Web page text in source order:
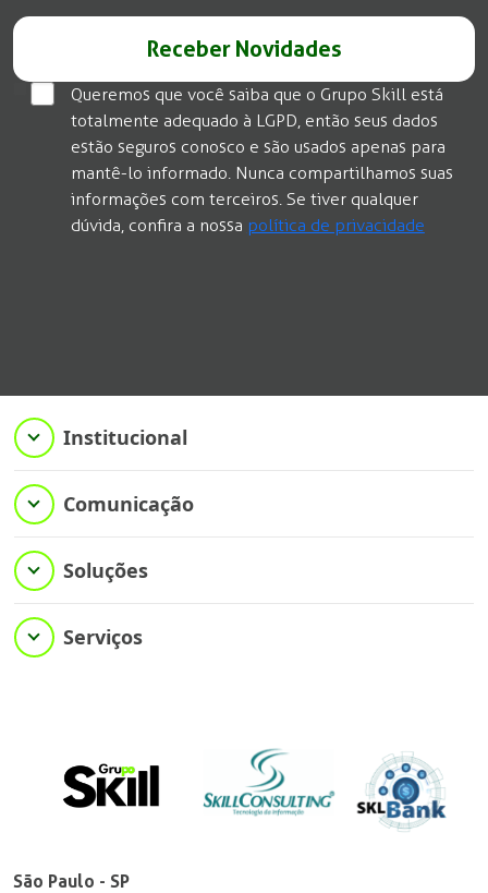
Queremos que você saiba que o Grupo Skill está
totalmente adequado à LGPD, então seus dados
estão seguros conosco e são usados apenas para
mantê-lo informado. Nunca compartilhamos suas
informações com terceiros. Se tiver qualquer
dúvida, confira a nossa política de privacidade
Institucional
Comunicação
Soluções
Serviços
São Paulo - SP